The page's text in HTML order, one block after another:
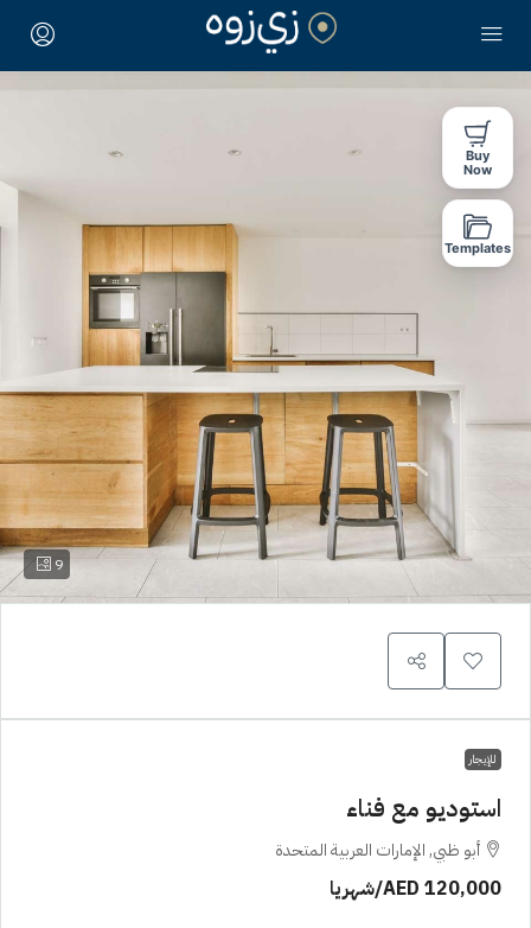
9
للإيجار
استوديو مع فناء
أبو ظبي, الإمارات العربية المتحدة
AED 120,000/شهريا
Buy
Now
Templates